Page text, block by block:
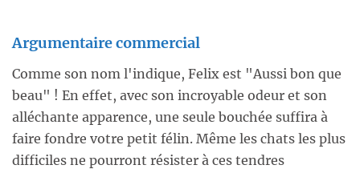
Argumentaire commercial
Comme son nom l'indique, Felix est "Aussi bon que
beau" ! En effet, avec son incroyable odeur et son
alléchante apparence, une seule bouchée suffira à
faire fondre votre petit félin. Même les chats les plus
difficiles ne pourront résister à ces tendres